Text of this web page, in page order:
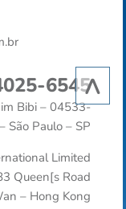
^
6545
Bibi – 04533-
São Paulo – SP
Limited
Queen[s Road
– Hong Kong